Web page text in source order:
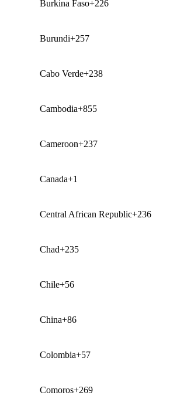
Burkina Faso+226
Burundi+257
Cabo Verde+238
Cambodia+855
Cameroon+237
Canada+1
Central African Republic+236
Chad+235
Chile+56
China+86
Colombia+57
Comoros+269